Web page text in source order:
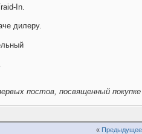
In.
дилеру.
постов, посвященный
« Предыдущее